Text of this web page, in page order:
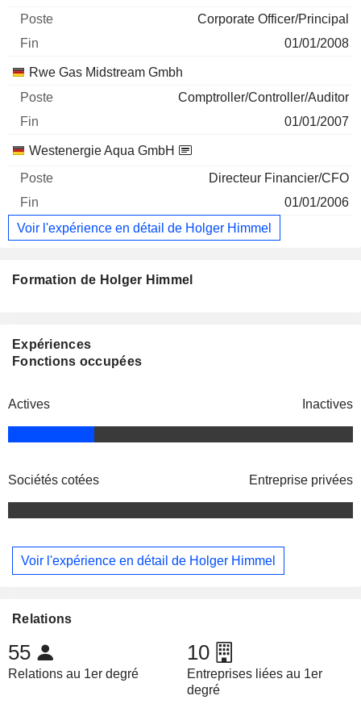
Corporate Officer/Principal
01/01/2008
Rwe Gas Midstream Gmbh
Comptroller/Controller/Auditor
01/01/2007
Westenergie Aqua GmbH
Directeur Financier/CFO
01/01/2006
Voir l'expérience en détail de Holger Himmel
Formation de Holger Himmel
Expériences
Fonctions occupées
Actives Inactives
Sociétés cotées Entreprise privées
Voir l'expérience en détail de Holger Himmel
Relations
55
Relations au 1er degré
10
Entreprises liées au 1er
degré